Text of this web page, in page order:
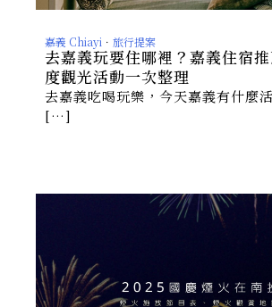
嘉義 Chiayi ． 旅行提案
去嘉義玩要住哪裡？嘉義住宿
度觀光活動一次整理
去嘉義吃喝玩樂，今天嘉義有什麼
[…]